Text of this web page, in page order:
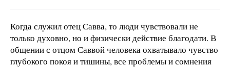
Когда служил отец Савва, то люди чувствовали не
только духовно, но и физически действие благодати. В
общении с отцом Саввой человека охватывало чувство
глубокого покоя и тишины, все проблемы и сомнения